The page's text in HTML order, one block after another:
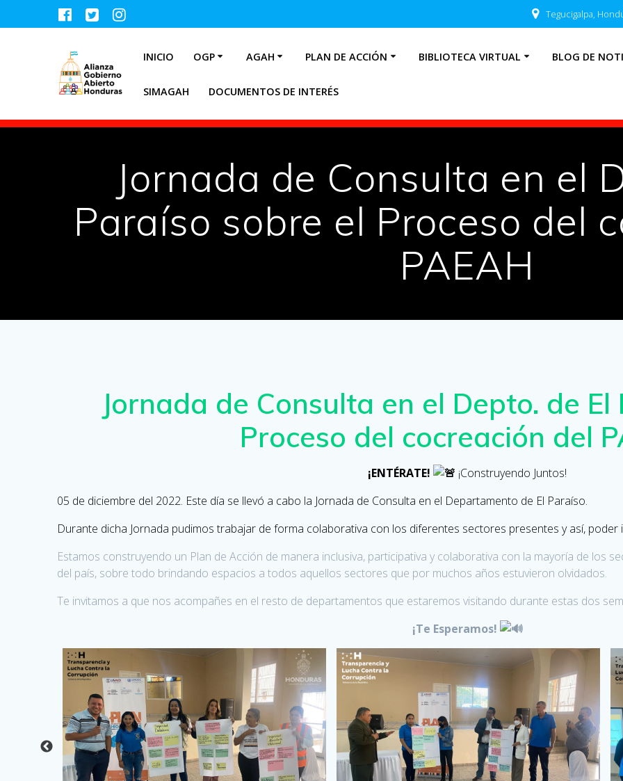
Tegucigalpa,
INICIO OGP AGAH PLAN DE ACCIÓN BIBLIOTECA VIRTUAL BLOG DE
SIMAGAH DOCUMENTOS DE INTERÉS
Jornada de Consulta en el
Paraíso sobre el Proceso del
PAEAH
Jornada de Consulta en el Depto. de
Proceso del cocreación del
¡ENTÉRATE!
¡Construyendo Juntos!
05 de diciembre del 2022. Este día se llevó a cabo la Jornada de Consulta en el Departamento de El Paraíso.
Durante dicha Jornada pudimos trabajar de forma colaborativa con los diferentes sectores presentes y así,
Estamos construyendo un Plan de Acción de manera inclusiva, participativa y colaborativa con la mayoría de los
del país, sobre todo brindando espacios a todos aquellos sectores que por muchos años estuvieron olvidados.
Te invitamos a que nos acompañes en el resto de departamentos que estaremos visitando durante estas dos
¡Te Esperamos!